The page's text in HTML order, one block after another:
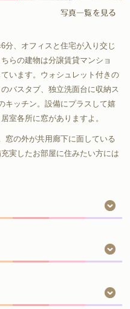
写真一覧を見る
分、オフィスと住宅が入り交じ
らの建物は分譲賃貸マンショ
います。ウォシュレット付きの
バスタブ、独立洗面台に収納ス
キッチン。設備にプラスして嬉
室各所に窓がありますよ。
窓の外が共用廊下に面している
実したお部屋に住みたい方には